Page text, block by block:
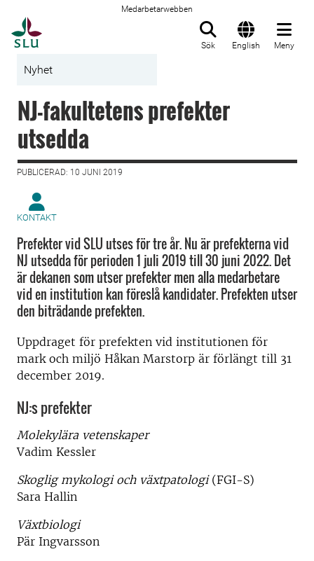
Medarbetarwebben
Sök English Meny
Nyhet
NJ-fakultetens prefekter
utsedda
PUBLICERAD: 10 JUNI 2019
KONTAKT
Prefekter vid SLU utses för tre år. Nu är prefekterna vid
NJ utsedda för perioden 1 juli 2019 till 30 juni 2022. Det
är dekanen som utser prefekter men alla medarbetare
vid en institution kan föreslå kandidater. Prefekten utser
den biträdande prefekten.
Uppdraget för prefekten vid institutionen för
mark och miljö Håkan Marstorp är förlängt till 31
december 2019.
NJ:s prefekter
Molekylära vetenskaper
Vadim Kessler
Skoglig mykologi och växtpatologi(FGI-S)
Sara Hallin
Växtbiologi
Pär Ingvarsson